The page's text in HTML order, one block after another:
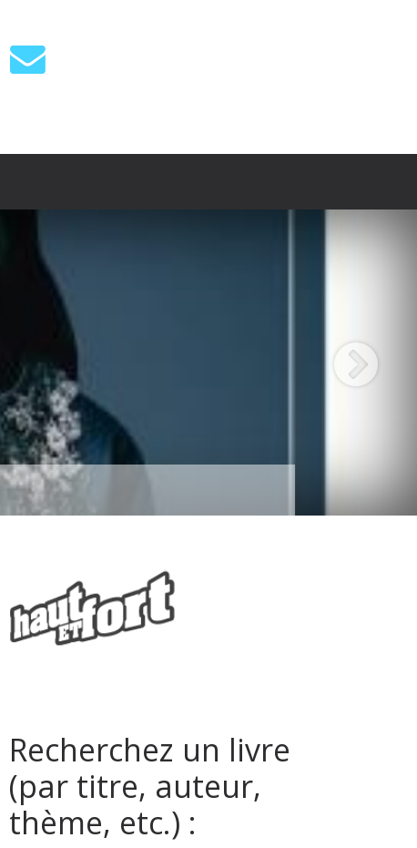
Recherchez un livre
(par titre, auteur,
thème, etc.) :